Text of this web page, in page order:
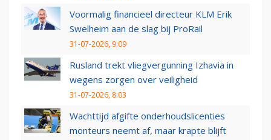
Voormalig financieel directeur KLM Erik
Swelheim aan de slag bij ProRail
31-07-2026, 9:09
Rusland trekt vliegvergunning Izhavia in
wegens zorgen over veiligheid
31-07-2026, 8:03
Wachttijd afgifte onderhoudslicenties
monteurs neemt af, maar krapte blijft